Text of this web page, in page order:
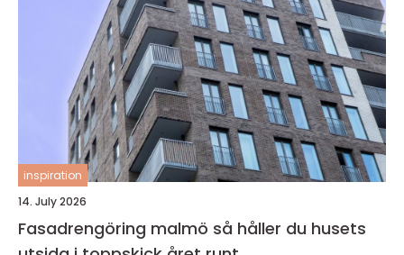
inspiration
14. July 2026
Fasadrengöring malmö så håller du husets